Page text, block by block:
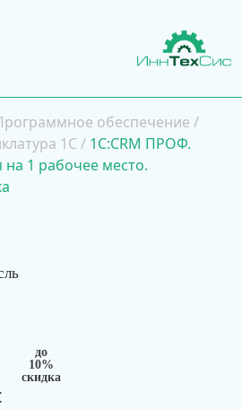
обеспечение /
1С / 1С:CRM ПРОФ.
на 1 рабочее место.
до
10%
скидка